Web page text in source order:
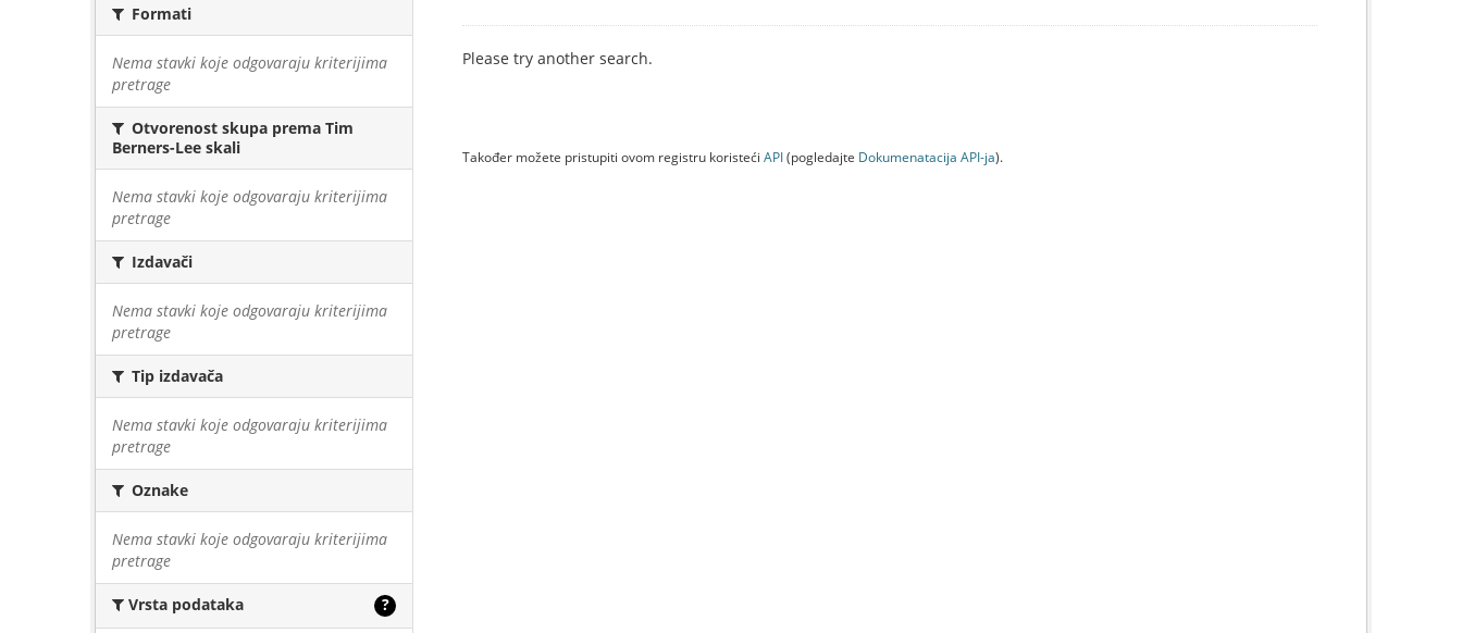
Formati
Nema stavki koje odgovaraju kriterijima
pretrage
Otvorenost skupa prema Tim
Berners-Lee skali
Nema stavki koje odgovaraju kriterijima
pretrage
Izdavači
Nema stavki koje odgovaraju kriterijima
pretrage
Tip izdavača
Nema stavki koje odgovaraju kriterijima
pretrage
Oznake
Nema stavki koje odgovaraju kriterijima
pretrage
Vrsta podataka ?
Please try another search.
Također možete pristupiti ovom registru koristeći API(pogledajte Dokumenаtаcijа API-jа).